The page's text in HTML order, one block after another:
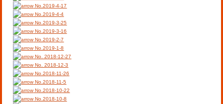
No.2019-4-17
No.2019-4-4
No.2019-3-25
No.2019-3-16
No.2019-2-7
No.2019-1-8
No. 2018-12-27
No. 2018-12-3
No.2018-11-26
No.2018-11-5
No.2018-10-22
No.2018-10-8